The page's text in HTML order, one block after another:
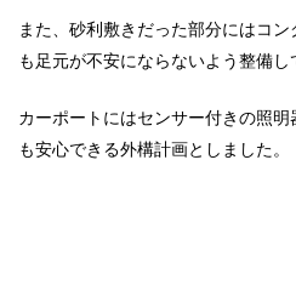
また、砂利敷きだった部分にはコ
も足元が不安にならないよう整備し
カーポートにはセンサー付きの照
も安心できる外構計画としました。